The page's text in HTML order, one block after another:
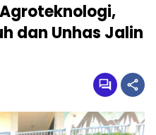
dan Unhas Jalin